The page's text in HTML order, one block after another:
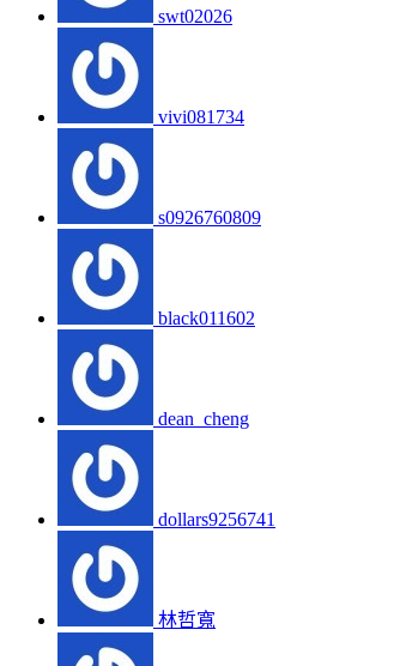
swt02026
vivi081734
s0926760809
black011602
dean_cheng
dollars9256741
林哲寬